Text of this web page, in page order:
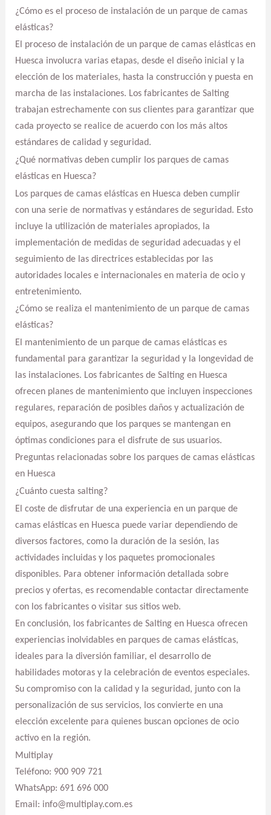
¿Cómo es el proceso de instalación de un parque de camas
elásticas?
El proceso de instalación de un parque de camas elásticas en
Huesca involucra varias etapas, desde el diseño inicial y la
elección de los materiales, hasta la construcción y puesta en
marcha de las instalaciones. Los fabricantes de Salting
trabajan estrechamente con sus clientes para garantizar que
cada proyecto se realice de acuerdo con los más altos
estándares de calidad y seguridad.
¿Qué normativas deben cumplir los parques de camas
elásticas en Huesca?
Los parques de camas elásticas en Huesca deben cumplir
con una serie de normativas y estándares de seguridad. Esto
incluye la utilización de materiales apropiados, la
implementación de medidas de seguridad adecuadas y el
seguimiento de las directrices establecidas por las
autoridades locales e internacionales en materia de ocio y
entretenimiento.
¿Cómo se realiza el mantenimiento de un parque de camas
elásticas?
El mantenimiento de un parque de camas elásticas es
fundamental para garantizar la seguridad y la longevidad de
las instalaciones. Los fabricantes de Salting en Huesca
ofrecen planes de mantenimiento que incluyen inspecciones
regulares, reparación de posibles daños y actualización de
equipos, asegurando que los parques se mantengan en
óptimas condiciones para el disfrute de sus usuarios.
Preguntas relacionadas sobre los parques de camas elásticas
en Huesca
¿Cuánto cuesta salting?
El coste de disfrutar de una experiencia en un parque de
camas elásticas en Huesca puede variar dependiendo de
diversos factores, como la duración de la sesión, las
actividades incluidas y los paquetes promocionales
disponibles. Para obtener información detallada sobre
precios y ofertas, es recomendable contactar directamente
con los fabricantes o visitar sus sitios web.
En conclusión, los fabricantes de Salting en Huesca ofrecen
experiencias inolvidables en parques de camas elásticas,
ideales para la diversión familiar, el desarrollo de
habilidades motoras y la celebración de eventos especiales.
Su compromiso con la calidad y la seguridad, junto con la
personalización de sus servicios, los convierte en una
elección excelente para quienes buscan opciones de ocio
activo en la región.
Multiplay
Teléfono: 900 909 721
WhatsApp: 691 696 000
Email: info@multiplay.com.es